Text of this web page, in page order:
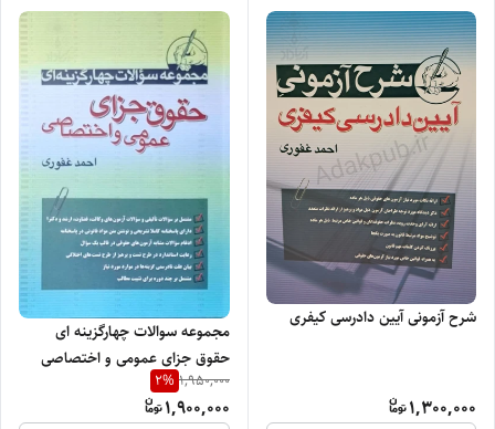
شرح آزمونی آیین دادرسی کیفری
1,300,000
مجموعه سوالات چهارگزینه ای
حقوق جزای عمومی و اختصاصی
1,950,000
2%
1,900,000